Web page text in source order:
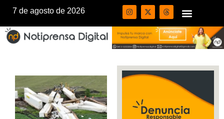
7 de agosto de 2026